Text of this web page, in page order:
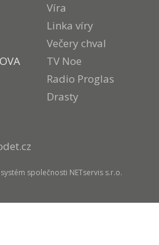
Víra
Linka víry
Večery chval
TV Noe
Radio Proglas
Drasty
společnosti NETservis s.r.o.